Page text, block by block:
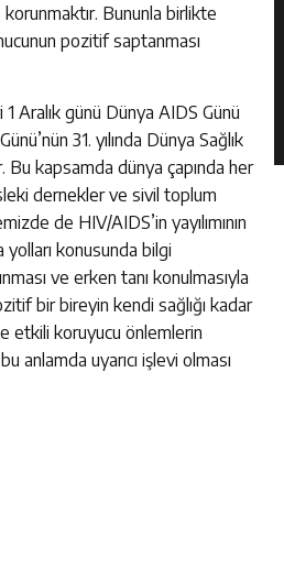
Bununla birlikte
pozitif saptanması
Aralık günü Dünya AIDS Günü
31. yılında Dünya Sağlık
Bu kapsamda dünya çapında her
dernekler ve sivil toplum
de HIV/AIDS’in yayılımının
yolları konusunda bilgi
ve erken tanı konulmasıyla
bir bireyin kendi sağlığı kadar
etkili koruyucu önlemlerin
anlamda uyarıcı işlevi olması